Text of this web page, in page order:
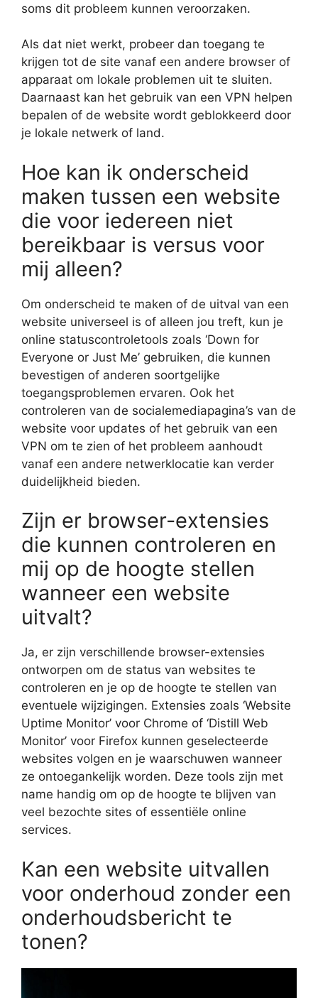
soms dit probleem kunnen veroorzaken.
Als dat niet werkt, probeer dan toegang te
krijgen tot de site vanaf een andere browser of
apparaat om lokale problemen uit te sluiten.
Daarnaast kan het gebruik van een VPN helpen
bepalen of de website wordt geblokkeerd door
je lokale netwerk of land.
Hoe kan ik onderscheid
maken tussen een website
die voor iedereen niet
bereikbaar is versus voor
mij alleen?
Om onderscheid te maken of de uitval van een
website universeel is of alleen jou treft, kun je
online statuscontroletools zoals ‘Down for
Everyone or Just Me’ gebruiken, die kunnen
bevestigen of anderen soortgelijke
toegangsproblemen ervaren. Ook het
controleren van de socialemediapagina’s van de
website voor updates of het gebruik van een
VPN om te zien of het probleem aanhoudt
vanaf een andere netwerklocatie kan verder
duidelijkheid bieden.
Zijn er browser-extensies
die kunnen controleren en
mij op de hoogte stellen
wanneer een website
uitvalt?
Ja, er zijn verschillende browser-extensies
ontworpen om de status van websites te
controleren en je op de hoogte te stellen van
eventuele wijzigingen. Extensies zoals ‘Website
Uptime Monitor’ voor Chrome of ‘Distill Web
Monitor’ voor Firefox kunnen geselecteerde
websites volgen en je waarschuwen wanneer
ze ontoegankelijk worden. Deze tools zijn met
name handig om op de hoogte te blijven van
veel bezochte sites of essentiële online
services.
Kan een website uitvallen
voor onderhoud zonder een
onderhoudsbericht te
tonen?